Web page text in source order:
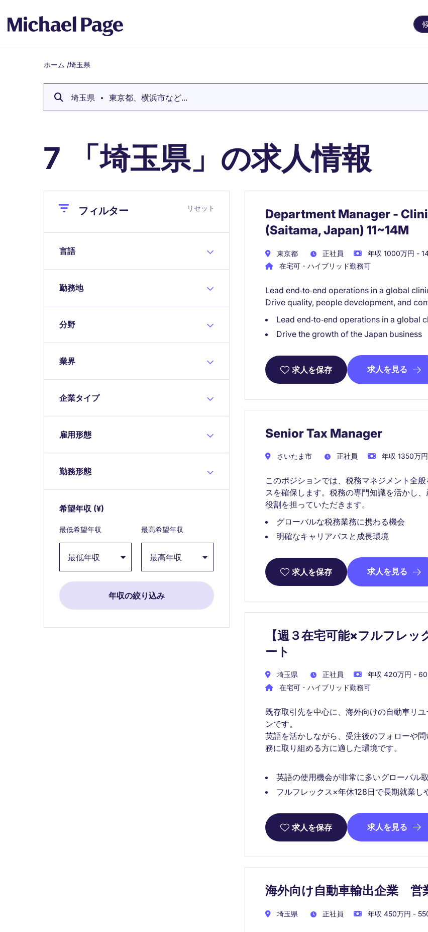
Breadcrumb
ホーム /埼玉県
埼玉県 東京都、横浜市など...
7 「埼玉県」の求人情報
Closeフィルター リセット
言語
勤務地
分野
業界
企業タイプ
雇用形態
勤務形態
希望年収 (¥)
最低希望年収 最高希望年収
Department Manager -
(Saitama, Japan) 11~14M
東京都 正社員 年収 1000万円 -
在宅可・ハイブリッド勤務可
Lead end‑to‑end operations in a global
Drive quality, people development, and
Lead end‑to‑end operations in a
Drive the growth of the Japan business
求人を保存 求人を見る
Senior Tax Manager
さいたま市 正社員 年収 1350万
このポジションでは、税務マネジメント全
スを確保します。税務の専門知識を活かし
役割を担っていただきます。
グローバルな税務業務に携わる機会
明確なキャリアパスと成長環境
求人を保存 求人を見る
【週３在宅可能×フルフレ
ート
埼玉県 正社員 年収 420万円 -
在宅可・ハイブリッド勤務可
既存取引先を中心に、海外向けの自動車リ
ンです。
英語を活かしながら、受注後のフォローや
務に取り組める方に適した環境です。
英語の使用機会が非常に多いグローバル
フルフレックス×年休128日で長期就業し
求人を保存 求人を見る
海外向け自動車輸出企業 営
埼玉県 正社員 年収 450万円 -